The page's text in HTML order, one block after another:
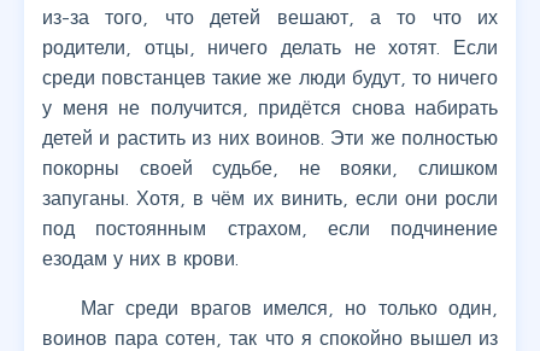
из-за того, что детей вешают, а то что их
родители, отцы, ничего делать не хотят. Если
среди повстанцев такие же люди будут, то ничего
у меня не получится, придётся снова набирать
детей и растить из них воинов. Эти же полностью
покорны своей судьбе, не вояки, слишком
запуганы. Хотя, в чём их винить, если они росли
под постоянным страхом, если подчинение
езодам у них в крови.
Маг среди врагов имелся, но только один,
воинов пара сотен, так что я спокойно вышел из